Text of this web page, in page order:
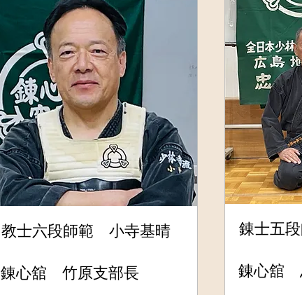
教士六段師範 小寺基晴
錬心舘 竹原支部長
錬士五
錬心舘